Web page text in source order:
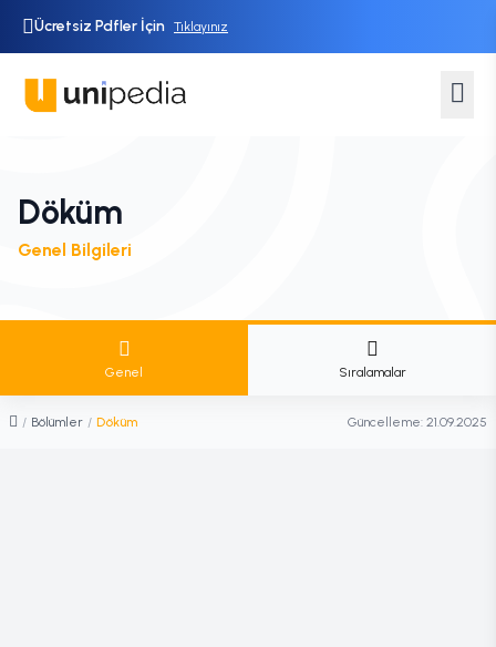
Ücretsiz Pdfler İçin Tıklayınız
Döküm
Genel Bilgileri
Genel Sıralamalar
/ Bölümler / Döküm Güncelleme: 21.09.2025